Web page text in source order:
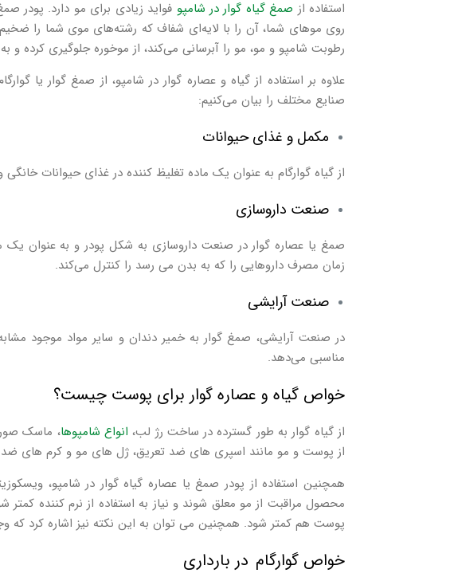
استفاده از صمغ گیاه گوار در شامپو فواید زیادی برای مو دارد. پودر
روی موهای شما، آن را با لایه‌ای شفاف که رشته‌های موی شما را
رطوبت شامپو و مو، مو را آبرسانی می‌کند، از موخوره جلوگیری کرده و
علاوه بر استفاده از گیاه و عصاره گوار در شامپو، از صمغ گوار یا
صنایع مختلف را بیان می‌کنیم:
مکمل و غذای حیوانات
از گیاه گوارگام به عنوان یک ماده تغلیظ کننده در غذای حیوانات
صنعت داروسازی
صمغ یا عصاره گوار در صنعت داروسازی به شکل پودر و به عنوان یک
زمان مصرف داروهایی را که به بدن می رسد را کنترل می‌کند.
صنعت آرایشی
در صنعت آرایشی، صمغ گوار به خمیر دندان و سایر مواد موجود
مناسبی می‌دهد.
خواص گیاه و عصاره گوار برای پوست چیست؟
از گیاه گوار به طور گسترده در ساخت رژ لب، انواع شامپوها، ماسک
از پوست و مو مانند اسپری‌ های ضد تعریق، ژل‌ های مو و کرم‌ های
همچنین استفاده از پودر صمغ یا عصاره گیاه گوار در شامپو،
محصول مراقبت از مو معلق شوند و نیاز به استفاده از نرم کننده
پوست هم کمتر شود. همچنین می توان به این نکته نیز اشاره کرد که
خواص گوارگام در بارداری